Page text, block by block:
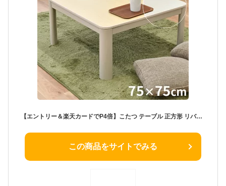
【エントリー＆楽天カードでP4倍】こたつ テーブル 正方形 リバーシブル 一人用 1年間保証 75×75cm 「YUASA ユアサプライムス カジュアルコタツ」 こたつ本体 天板 オフホワイト&木目調 シンプル おしゃれ 一人暮らし 白色 家具調 コタツ 炬燵 台 机 節電
この商品をサイトでみる